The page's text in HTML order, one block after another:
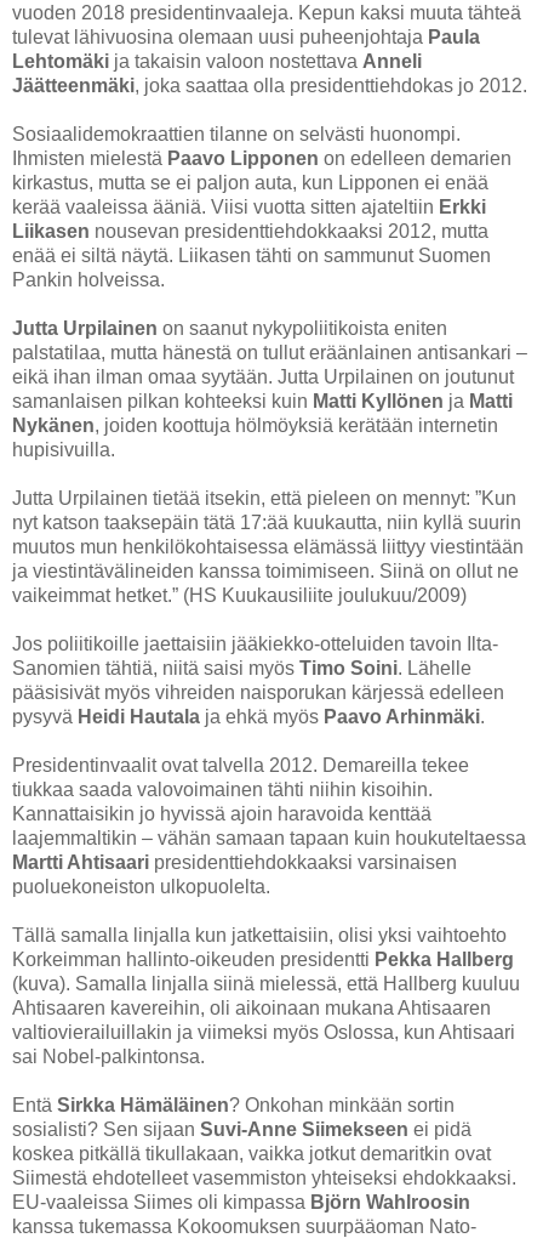
vuoden 2018 presidentinvaaleja. Kepun kaksi muuta tähteä
tulevat lähivuosina olemaan uusi puheenjohtaja Paula
Lehtomäki ja takaisin valoon nostettava Anneli
Jäätteenmäki, joka saattaa olla presidenttiehdokas jo 2012.
Sosiaalidemokraattien tilanne on selvästi huonompi.
Ihmisten mielestä Paavo Lipponen on edelleen demarien
kirkastus, mutta se ei paljon auta, kun Lipponen ei enää
kerää vaaleissa ääniä. Viisi vuotta sitten ajateltiin Erkki
Liikasen nousevan presidenttiehdokkaaksi 2012, mutta
enää ei siltä näytä. Liikasen tähti on sammunut Suomen
Pankin holveissa.
Jutta Urpilainen on saanut nykypoliitikoista eniten
palstatilaa, mutta hänestä on tullut eräänlainen antisankari –
eikä ihan ilman omaa syytään. Jutta Urpilainen on joutunut
samanlaisen pilkan kohteeksi kuin Matti Kyllönen ja Matti
Nykänen, joiden koottuja hölmöyksiä kerätään internetin
hupisivuilla.
Jutta Urpilainen tietää itsekin, että pieleen on mennyt: ”Kun
nyt katson taaksepäin tätä 17:ää kuukautta, niin kyllä suurin
muutos mun henkilökohtaisessa elämässä liittyy viestintään
ja viestintävälineiden kanssa toimimiseen. Siinä on ollut ne
vaikeimmat hetket.” (HS Kuukausiliite joulukuu/2009)
Jos poliitikoille jaettaisiin jääkiekko-otteluiden tavoin Ilta-
Sanomien tähtiä, niitä saisi myös Timo Soini. Lähelle
pääsisivät myös vihreiden naisporukan kärjessä edelleen
pysyvä Heidi Hautala ja ehkä myös Paavo Arhinmäki.
Presidentinvaalit ovat talvella 2012. Demareilla tekee
tiukkaa saada valovoimainen tähti niihin kisoihin.
Kannattaisikin jo hyvissä ajoin haravoida kenttää
laajemmaltikin – vähän samaan tapaan kuin houkuteltaessa
Martti Ahtisaari presidenttiehdokkaaksi varsinaisen
puoluekoneiston ulkopuolelta.
Tällä samalla linjalla kun jatkettaisiin, olisi yksi vaihtoehto
Korkeimman hallinto-oikeuden presidentti Pekka Hallberg
(kuva). Samalla linjalla siinä mielessä, että Hallberg kuuluu
Ahtisaaren kavereihin, oli aikoinaan mukana Ahtisaaren
valtiovierailuillakin ja viimeksi myös Oslossa, kun Ahtisaari
sai Nobel-palkintonsa.
Entä Sirkka Hämäläinen? Onkohan minkään sortin
sosialisti? Sen sijaan Suvi-Anne Siimekseen ei pidä
koskea pitkällä tikullakaan, vaikka jotkut demaritkin ovat
Siimestä ehdotelleet vasemmiston yhteiseksi ehdokkaaksi.
EU-vaaleissa Siimes oli kimpassa Björn Wahlroosin
kanssa tukemassa Kokoomuksen suurpääoman Nato-